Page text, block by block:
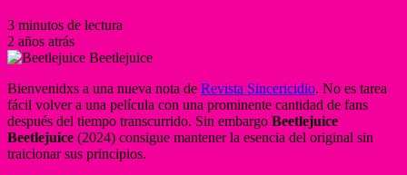
3 minutos de lectura
2 años atrás
Bienvenidxs a una nueva nota de Revista Sincericidio. No es tarea
fácil volver a una película con una prominente cantidad de fans
después del tiempo transcurrido. Sin embargo Beetlejuice
Beetlejuice (2024) consigue mantener la esencia del original sin
traicionar sus principios.